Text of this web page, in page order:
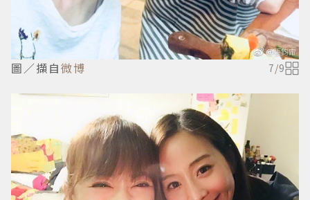
圖／擷自微博 7/9